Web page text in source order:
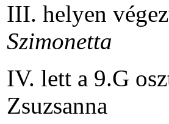
III. helyen
Szimonetta
IV. lett a 9.G
Zsuzsanna